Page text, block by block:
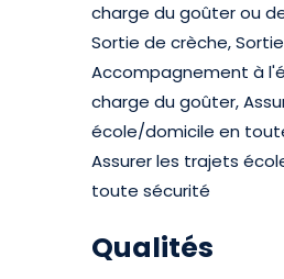
charge du goûter ou
Sortie de crèche,
Accompagnement à
charge du goûter,
école/domicile en
Assurer les trajets
toute sécurité
Qualités